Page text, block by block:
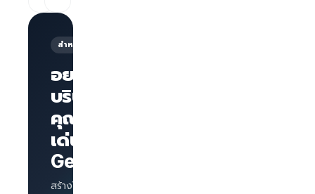
สำหรับนายจ้าง
อยากให้
บริษัทของ
คุณโดด
เด่นบน
GetLinks?
สร้างโปรไฟล์บริษัท